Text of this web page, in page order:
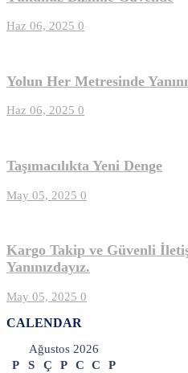
Haz 06, 2025 0
Yolun Her Metresinde
Haz 06, 2025 0
Taşımacılıkta Yeni Denge
May 05, 2025 0
Kargo Takip ve Güvenli
Yanınızdayız.
May 05, 2025 0
CALENDAR
Ağustos 2026
P
S Ç P C C
P